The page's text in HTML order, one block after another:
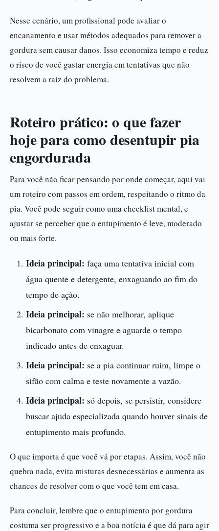
Nesse cenário, um profissional pode avaliar o
encanamento e usar métodos adequados para remover a
gordura sem causar danos. Isso economiza tempo e reduz
o risco de você gastar energia em tentativas que não
resolvem a raiz do problema.
Roteiro prático: o que fazer
hoje para como desentupir pia
engordurada
Para você não ficar pensando por onde começar, aqui vai
um roteiro com passos em ordem, respeitando o ritmo da
pia. Você pode seguir como uma checklist mental, e
ajustar se perceber que o entupimento é leve, moderado
ou mais forte.
Ideia principal: faça uma tentativa inicial com
água quente e detergente, enxaguando ao fim do
tempo de ação.
Ideia principal: se não melhorar, aplique
bicarbonato com vinagre e aguarde o tempo
indicado antes de enxaguar.
Ideia principal: se a pia continuar ruim, limpe o
sifão com calma e teste novamente a vazão.
Ideia principal: só depois, se persistir, considere
buscar ajuda especializada quando houver sinais de
entupimento mais profundo.
O que importa é que você vá por etapas. Assim, você não
quebra nada, evita misturas desnecessárias e aumenta as
chances de resolver com o que você tem em casa.
Para concluir, lembre que o entupimento por gordura
costuma ser progressivo e a boa notícia é que dá para agir